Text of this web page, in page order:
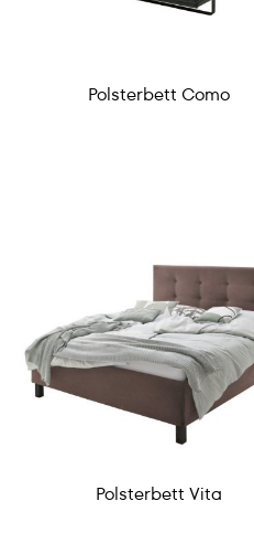
Polsterbett Como
Polsterbett Vita